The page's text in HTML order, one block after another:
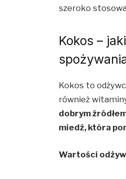
szeroko
Kokos –
Kokos to
również
dobrym
miedź, która
Wartości